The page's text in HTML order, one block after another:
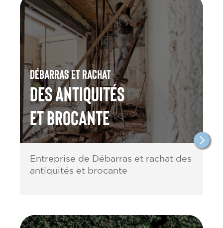
Débarras et rachat
des antiquités
et brocante
Entreprise de Débarras et rachat des
antiquités et brocante